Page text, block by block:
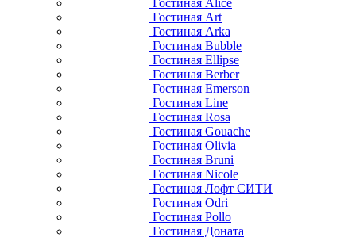
Гостиная Art
Гостиная Arka
Гостиная Bubble
Гостиная Ellipse
Гостиная Berber
Гостиная Emerson
Гостиная Line
Гостиная Rosa
Гостиная Gouache
Гостиная Olivia
Гостиная Bruni
Гостиная Nicole
Гостиная Лофт СИТИ
Гостиная Odri
Гостиная Pollo
Гостиная Доната